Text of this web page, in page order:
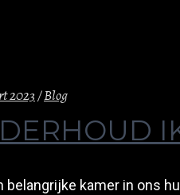
2023 Blog
belangrijke kamer in ons